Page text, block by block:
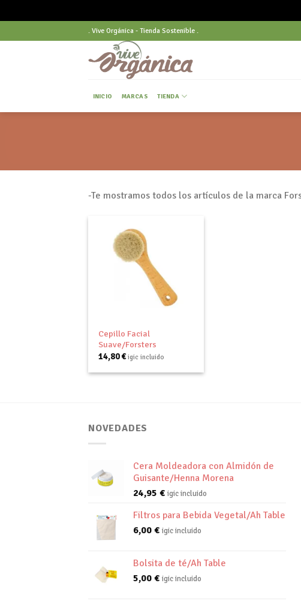
to
. Vive Orgánica - Tienda Sostenible .
INICIO MARCAS TIENDA
-Te mostramos todos los artículos de la marca
deseos
Cepillo Facial
Suave/Forsters
14,80€ igic incluido
NOVEDADES
Cera Moldeadora con Almidón de
Guisante/Henna Morena
24,95 € igic incluido
Filtros para Bebida Vegetal/Ah Table
6,00 € igic incluido
Bolsita de té/Ah Table
5,00 € igic incluido